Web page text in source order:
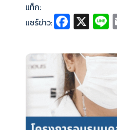
แท็ก:
แชร์ข่าว:
Fa
ce
b
o
o
k
X